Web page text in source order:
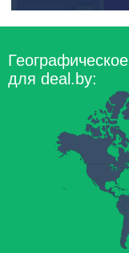
для deal.by: